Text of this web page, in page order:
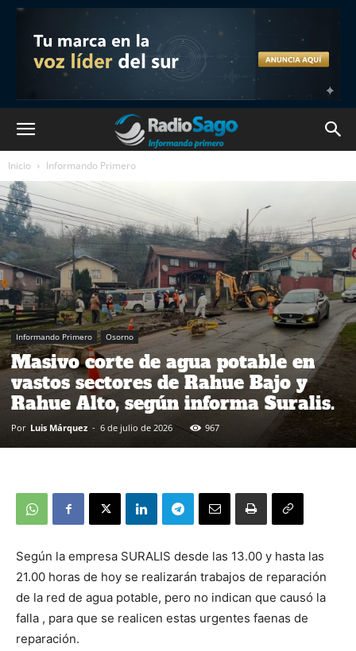
Inicio Informando Primero
Informando Primero Osorno
Masivo corte de agua potable en
vastos sectores de Rahue Bajo y
Rahue Alto, según informa Suralis.
Por Luis Márquez - 6 de julio de 2026 967
Según la empresa SURALIS desde las 13.00 y hasta las
21.00 horas de hoy se realizarán trabajos de reparación
de la red de agua potable, pero no indican que causó la
falla , para que se realicen estas urgentes faenas de
reparación.